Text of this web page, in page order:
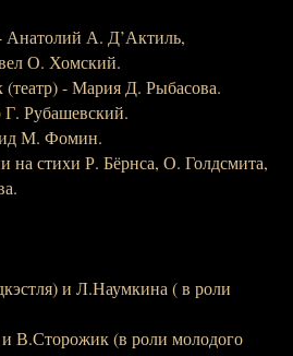
Анатолий А. Д’Актиль,
О. Хомский.
- Мария Д. Рыбасова.
Рубашевский.
М. Фомин.
на стихи Р. Бёрнса, О. Голдсмита,
и Л.Наумкина ( в роли
В.Сторожик (в роли молодого